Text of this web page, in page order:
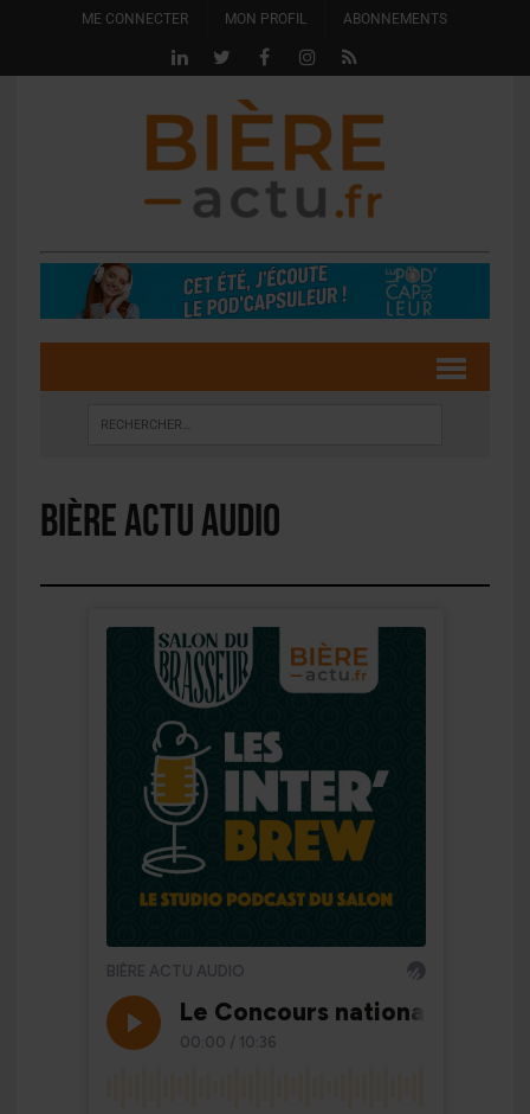
ME CONNECTER MON PROFIL ABONNEMENTS
Bière Actu Audio